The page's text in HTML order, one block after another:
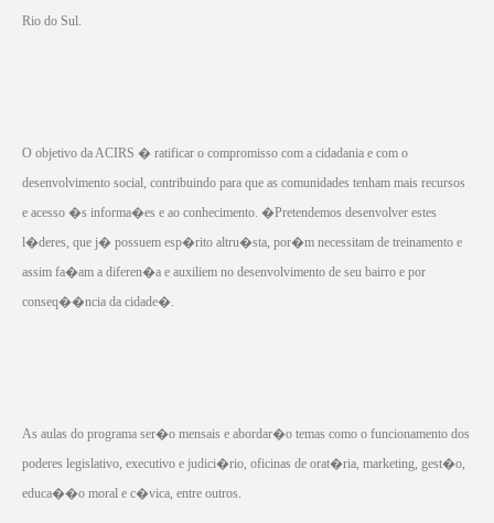
Rio do Sul.
O objetivo da ACIRS � ratificar o compromisso com a cidadania e com o
desenvolvimento social, contribuindo para que as comunidades tenham mais recursos
e acesso �s informa�es e ao conhecimento. �Pretendemos desenvolver estes
l�deres, que j� possuem esp�rito altru�sta, por�m necessitam de treinamento e
assim fa�am a diferen�a e auxiliem no desenvolvimento de seu bairro e por
conseq��ncia da cidade�.
As aulas do programa ser�o mensais e abordar�o temas como o funcionamento dos
poderes legislativo, executivo e judici�rio, oficinas de orat�ria, marketing, gest�o,
educa��o moral e c�vica, entre outros.